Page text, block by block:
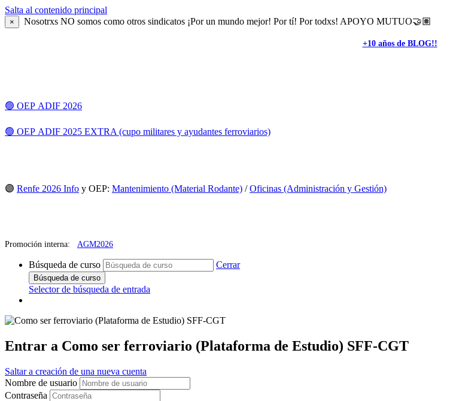
Salta al contenido principal
× Nosotrxs NO somos como otros sindicatos ¡Por un mundo mejor! Por tí! Por todxs! APOYO MUTUO🤝🏽
+10 años de BLOG!!
🟢 OEP ADIF 2026
🟢 OEP ADIF 2025 EXTRA (cupo militares y ayudantes ferroviarios)
🟣 Renfe 2026 Info y OEP: Mantenimiento (Material Rodante) /Oficinas (Administración y Gestión)
Promoción interna: AGM2026
Búsqueda de curso Cerrar
Búsqueda de curso
Selector de búsqueda de entrada
Entrar a Como ser ferroviario (Plataforma de Estudio) SFF-CGT
Saltar a creación de una nueva cuenta
Nombre de usuario
Contraseña